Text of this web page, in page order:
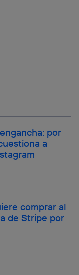
por
a
comprar al
de Stripe por